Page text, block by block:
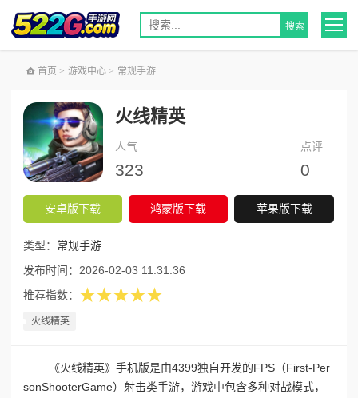
首页 > 游戏中心 > 常规手游
火线精英
人气
323
点评
0
安卓版下载 鸿蒙版下载 苹果版下载
类型： 常规手游
发布时间： 2026-02-03 11:31:36
推荐指数： ★★★★★
火线精英
《火线精英》手机版是由4399独自开发的FPS（First-Per
sonShooterGame）射击类手游，游戏中包含多种对战模式，